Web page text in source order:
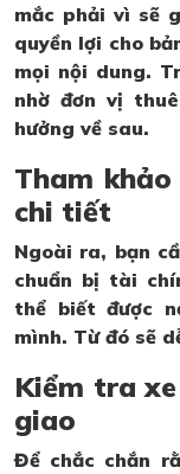
mắc phải vì sẽ
quyền lợi cho
mọi nội dung.
nhờ đơn vị
hưởng về sau.
Tham
chi tiết
Ngoài ra, bạn
chuẩn bị tài
thể biết được
mình. Từ đó sẽ
Kiểm tra
giao
Để chắc chắn